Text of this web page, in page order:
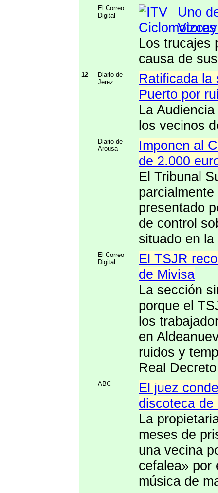
El Correo
Digital
Uno
Los trucajes
causa de
12
Diario de
Jerez
Ratificada la
Puerto por
La
los vecinos
Diario de
Arousa
Imponen al
de 2.000
El Tribunal
presentado
de control
situado en
El Correo
Digital
El TSJR
de Mivisa
La sección
porque el
los
en
ruidos y
Real
ABC
El juez
discoteca
La
meses de
una vecina
cefalea» por
música de